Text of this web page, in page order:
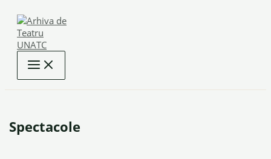
content
Spectacole